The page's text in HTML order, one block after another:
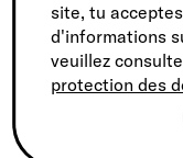
site, tu
d'informations
veuillez
protection des